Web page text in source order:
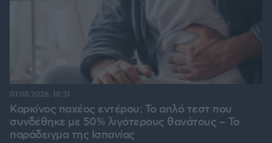
Καρκίνος παχέος εντέρου: Το απλό τεστ που
συνδέθηκε με 50% λιγότερους θανάτους – Το
παράδειγμα της Ισπανίας
07.08.2026, 18:31